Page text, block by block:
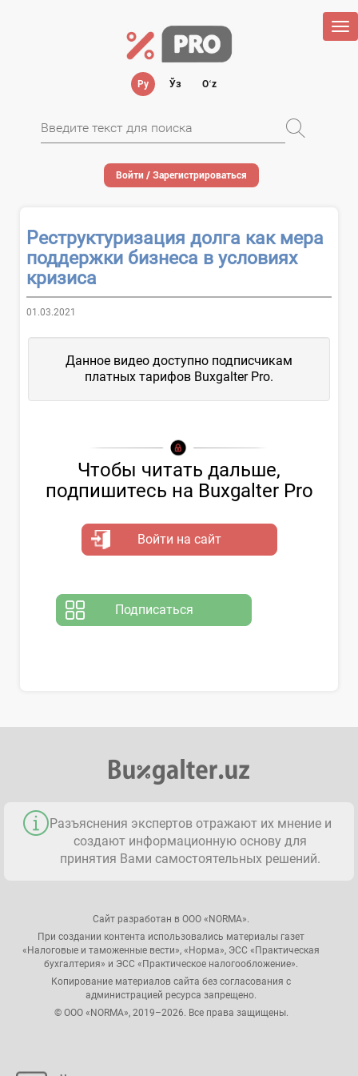
Ру Ўз Oʻz
Войти / Зарегистрироваться
Реструктуризация долга как мера
поддержки бизнеса в условиях
кризиса
01.03.2021
Данное видео доступно подписчикам
платных тарифов Buxgalter Pro.
Чтобы читать дальше,
подпишитесь на Buxgalter Pro
Войти на сайт
Подписаться
Разъяснения экспертов отражают их мнение и
создают информационную основу для
принятия Вами самостоятельных решений.
Сайт разработан в ООО «NORMA».
При создании контента использовались материалы газет
«Налоговые и таможенные вести», «Норма», ЭСС «Практическая
бухгалтерия» и ЭСС «Практическое налогообложение».
Копирование материалов сайта без согласования с
администрацией ресурса запрещено.
© ООО «NORMA», 2019–2026. Все права защищены.